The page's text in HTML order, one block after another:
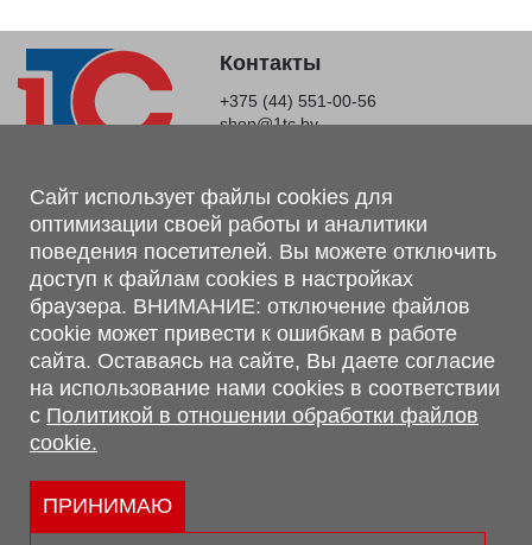
Контакты
+375 (44) 551-00-56
shop@1tc.by
Магазин, склад
г. Минск, Минский р-н, п. Привольный, ул. Мира, 20А,
223062
г. Брест, ул. Лейтенанта Рябцева, 108 В, 224701
Обращаем Ваше внимание, что вся предоставленная на сайте
информация, касающаяся комплектаций, технических
характеристик, цветовых сочетаний, а также стоимости и
сервисного обслуживания носит информационный характер и
не является публичной офертой, определяемой п.2 ст.407
Гражданского кодекса Республики Беларусь.
Политика обработки персональных данных
Политикой в отношении обработки файлов cookie.
Сайт использует файлы cookies для
оптимизации своей работы и аналитики
поведения посетителей. Вы можете отключить
доступ к файлам cookies в настройках
браузера. ВНИМАНИЕ: отключение файлов
cookie может привести к ошибкам в работе
сайта. Оставаясь на сайте, Вы даете согласие
на использование нами cookies в соответствии
с Политикой в отношении обработки файлов
cookie.
ПРИНИМАЮ